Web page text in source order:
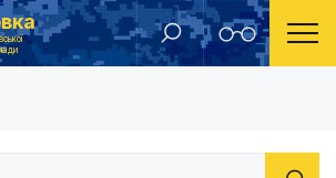
Рішення Новокаховської міської ради 2021 рік Про затвердження